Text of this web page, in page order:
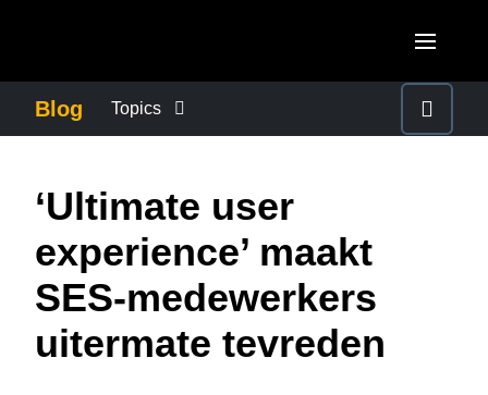
Canada (English)
Canada (Français)
México (Español)
Brasil (Português)
United Kingdom (English)
France (Français)
Deutschland (Deutsch)
Italia (Italiano)
ASIA PACIFIC
Australia (English)
Blog Topics
COMPANY NEWS
CONTROL COMPANY COSTS
DUTY OF CARE
‘Ultimate user
experience’ maakt
SES-medewerkers
uitermate tevreden